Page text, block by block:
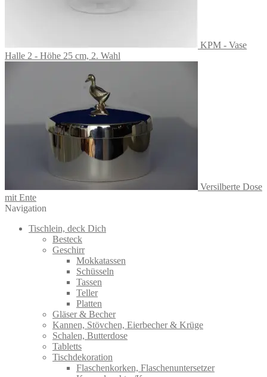
KPM - Vase
Halle 2 - Höhe 25 cm, 2. Wahl
Versilberte Dose
mit Ente
Navigation
Tischlein, deck Dich
Besteck
Geschirr
Mokkatassen
Schüsseln
Tassen
Teller
Platten
Gläser & Becher
Kannen, Stövchen, Eierbecher & Krüge
Schalen, Butterdose
Tabletts
Tischdekoration
Flaschenkorken, Flaschenuntersetzer